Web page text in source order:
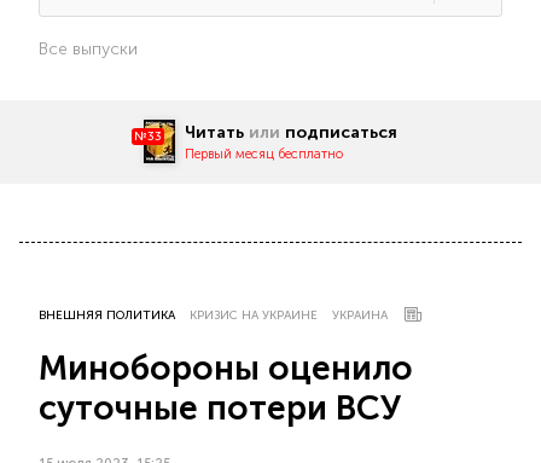
Все выпуски
№33 Читать или подписаться
Первый месяц бесплатно
ВНЕШНЯЯ ПОЛИТИКА КРИЗИС НА УКРАИНЕ УКРАИНА
Минобороны оценило
суточные потери ВСУ